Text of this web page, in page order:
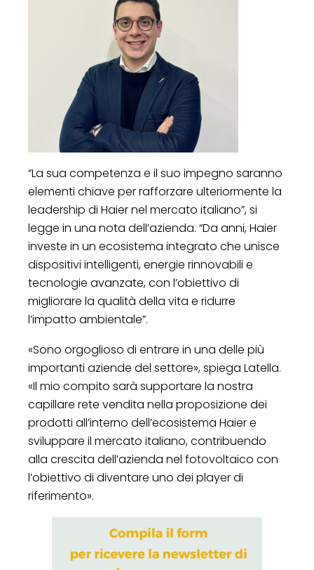
“La sua competenza e il suo impegno saranno
elementi chiave per rafforzare ulteriormente la
leadership di Haier nel mercato italiano”, si
legge in una nota dell’azienda. “Da anni, Haier
investe in un ecosistema integrato che unisce
dispositivi intelligenti, energie rinnovabili e
tecnologie avanzate, con l’obiettivo di
migliorare la qualità della vita e ridurre
l’impatto ambientale”.
«Sono orgoglioso di entrare in una delle più
importanti aziende del settore», spiega Latella.
«Il mio compito sarà supportare la nostra
capillare rete vendita nella proposizione dei
prodotti all’interno dell’ecosistema Haier e
sviluppare il mercato italiano, contribuendo
alla crescita dell’azienda nel fotovoltaico con
l’obiettivo di diventare uno dei player di
riferimento».